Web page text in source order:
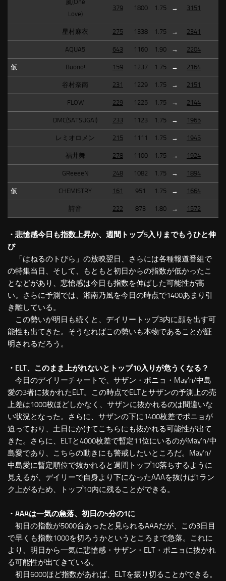
嵐(One
Love)
379 1800 1.75 → 3151
星村麻衣 275 1338 1.75 → 2341
AQUA5 643 1160 1.90 → 2204
仮 Buono! 159 1237 1.75 → 2164
谷村奈南 231 1229 1.75 → 2151
FLOW 229 1225 1.75 → 2144
DMC(SATSUGAI) 233 1123 1.75 → 1965
レミオロメン 215 1111 1.75 → 1945
福井舞 278 1100 1.75 → 1924
GReeeeN 248 1082 1.75 → 1894
仮 CHEMISTRY 161 951 1.75 → 1664
詩音 222 873 1.80 → 1572
・悲愴感今日も指数上昇か、週間トップ5入りまでもうひと伸
び
「はねるのトびら」の放映翌日、さらには各種報道番組で
の特集当日、そして、もともと初日からの指数が低かったこ
となどがあり、悲愴感は今日も指数を伸ばした可能性が高
い。さらに予測では、湘南乃風を今日の時点で1400あまり引
き離している。
この勢いが明日も続くと、デイリートップ3内に顔を出す可
能性も出てきた。そうなればこの勢いも本物であることが証
明されるだろう。
・ELT、このまま上がれないとトップ10入りが危うくなる？
今日のデイリーチャートで、サザン・ポニョ・May’n/中島
愛の3者に抜かれたELT。この時点でELTとサザンの予測上の売
上差は1000枚ほどしかなく、サザンに抜かれるのは間違いな
い状況となった。さらに、サザンの下に1400枚差でポニョが
迫っており、土日にかけてこちらにも抜かれる可能性が出て
きた。さらに、ELTと4000枚差で暫定11位にいるのがMay’n/中
島愛であり、こちらの動きにも警戒したいところだ。May’n/
中島愛に暫定順位で抜かれると週間トップ10落ちするように
見えるが、デイリーで自身より下になったAAAを抜けば1ラン
ク上がるため、トップ10内に残ることができる。
・AAAは一気の急落、初日の5分の1に
初日の指数が5000台あったと見られるAAAだが、この3日目
で早くも指数1000を切ろうかというところまで急落。これに
より、明日から一気に悲愴感・サザン・ELT・ポニョに抜かれ
る可能性が出てきている。
初日6000ほど指数があれば、ELTを振り切ることができる。